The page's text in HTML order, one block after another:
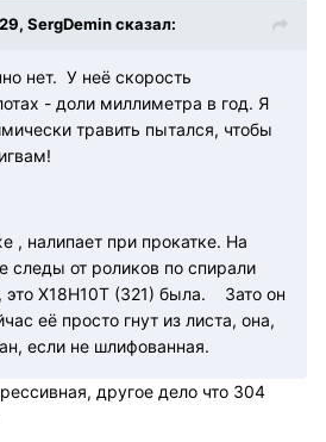
SergDemin сказал:
нет. У неё скорость
- доли миллиметра в год. Я
травить пытался, чтобы
, налипает при прокатке. На
следы от роликов по спирали
это Х18Н10Т (321) была. Зато он
её просто гнут из листа, она,
если не шлифованная.
другое дело что 304